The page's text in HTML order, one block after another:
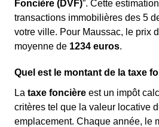
Foncière (DVF)”. Cette
transactions immobilières des 5
votre ville. Pour Maussac, le prix
moyenne de 1234 euros.
Quel est le montant de la taxe
La taxe foncière est un impôt
critères tel que la valeur locative
emplacement. Chaque année, le